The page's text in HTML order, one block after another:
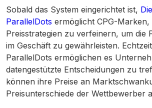
Sobald das System eingerichtet ist,
ParallelDots ermöglicht CPG-Marken,
Preisstrategien zu verfeinern, um die
im Geschäft zu gewährleisten.
ParallelDots ermöglichen es
datengestützte Entscheidungen zu
können ihre Preise an
Preisunterschiede der Wettbewerber